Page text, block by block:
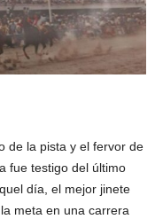
de la pista y el fervor de
fue testigo del último
día, el mejor jinete
meta en una carrera